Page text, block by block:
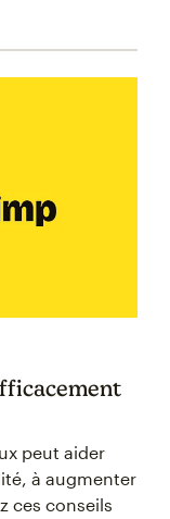
peut aider
à augmenter
ces conseils